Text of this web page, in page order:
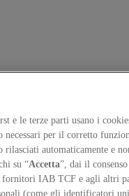
e le terze parti usano i
necessari per il corretto
rilasciati automaticamente e
su “Accetta”, dai il
fornitori IAB TCF e agli altri
(come gli identificatori